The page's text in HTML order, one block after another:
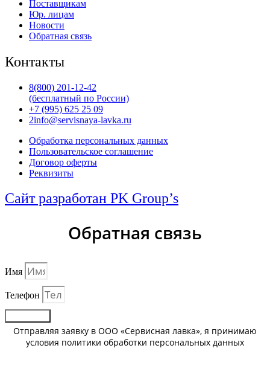
Поставщикам
Юр. лицам
Новости
Обратная связь
Контакты
8(800) 201-12-42
(бесплатный по России)
+7 (995) 625 25 09
2info@servisnaya-lavka.ru
Обработка персональных данных
Пользовательское соглашение
Договор оферты
Реквизиты
Сайт разработан PK Group’s
Обратная связь
Имя
Телефон
Отправляя заявку в ООО «Сервисная лавка», я принимаю
условия политики обработки персональных данных